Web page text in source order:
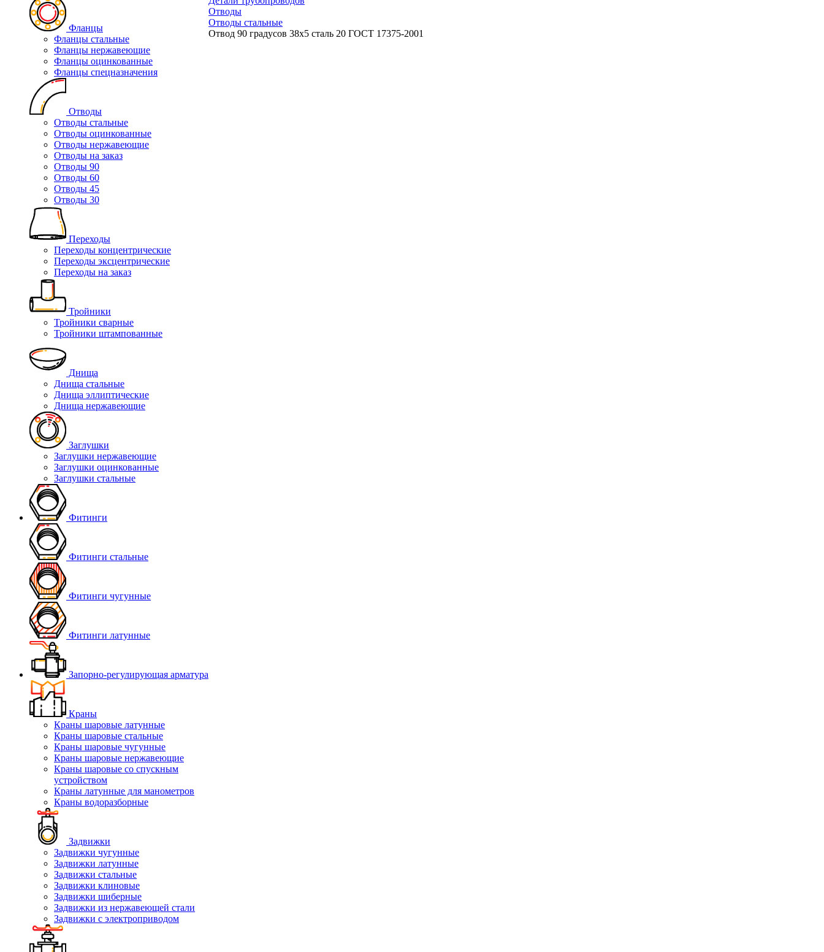
Фланцы
Фланцы стальные
Фланцы нержавеющие
Фланцы оцинкованные
Фланцы спецназначения
Отводы
Отводы стальные
Отводы оцинкованные
Отводы нержавеющие
Отводы на заказ
Отводы 90
Отводы 60
Отводы 45
Отводы 30
Переходы
Переходы концентрические
Переходы эксцентрические
Переходы на заказ
Тройники
Тройники сварные
Тройники штампованные
Днища
Днища стальные
Днища эллиптические
Днища нержавеющие
Заглушки
Заглушки нержавеющие
Заглушки оцинкованные
Заглушки стальные
Фитинги
Фитинги стальные
Фитинги чугунные
Фитинги латунные
Запорно-регулирующая арматура
Краны
Краны шаровые латунные
Краны шаровые стальные
Краны шаровые чугунные
Краны шаровые нержавеющие
Краны шаровые со спускным
устройством
Краны латунные для манометров
Краны водоразборные
Задвижки
Задвижки чугунные
Задвижки латунные
Задвижки стальные
Задвижки клиновые
Задвижки шиберные
Задвижки из нержавеющей стали
Задвижки с электроприводом
Отводы
Отводы стальные
Отвод 90 градусов 38х5 сталь 20 ГОСТ 17375-2001